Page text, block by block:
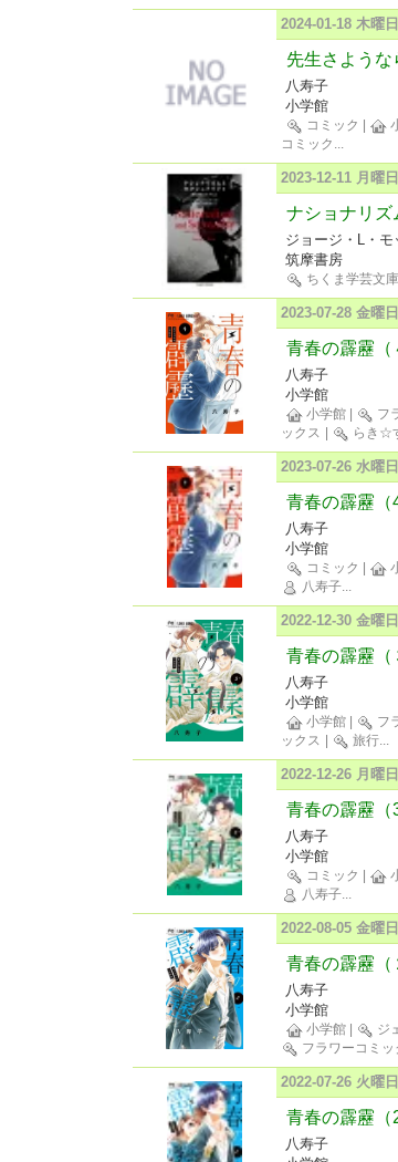
2024-01-18 木曜日
先生さような
八寿子
小学館
コミック
コミック ...
2023-12-11 月曜日
ナショナリズ
ジョージ・L・
筑摩書房
ちくま学芸文庫
2023-07-28 金曜日
青春の霹靂（
八寿子
小学館
小学館 フ
ックス
らき☆
2023-07-26 水曜日
青春の霹靂（4
八寿子
小学館
コミック
八寿子...
2022-12-30 金曜日
青春の霹靂（
八寿子
小学館
小学館 フ
ックス
旅行...
2022-12-26 月曜日
青春の霹靂（3
八寿子
小学館
コミック
八寿子...
2022-08-05 金曜日
青春の霹靂（
八寿子
小学館
小学館 ジ
フラワーコミッ
2022-07-26 火曜日
青春の霹靂（2
八寿子